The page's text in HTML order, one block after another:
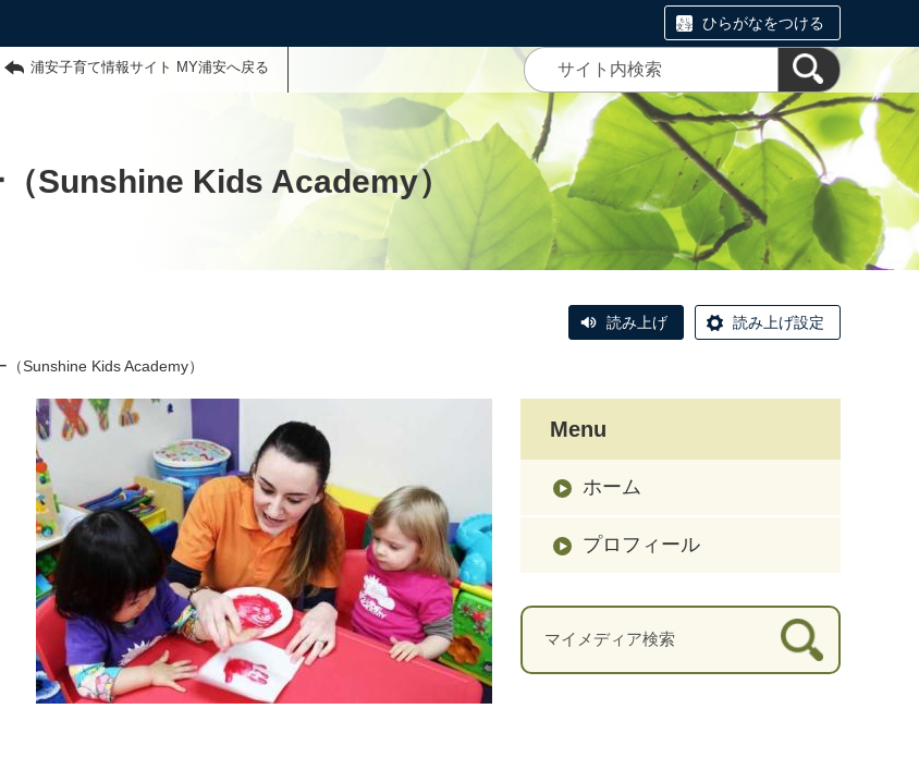
ひらがなをつける
浦安子育て情報サイト MY浦安へ戻る
Sunshine Kids Academy）
読み上げ 読み上げ設定
Sunshine Kids Academy）
Menu
ホーム
プロフィール